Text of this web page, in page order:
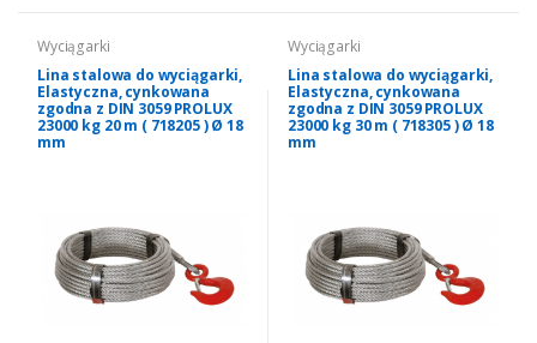
Wyciągarki
Lina stalowa do wyciągarki,
Elastyczna, cynkowana
zgodna z DIN 3059 PROLUX
23000 kg 20 m ( 718205 ) Ø 18
mm
Wyciągarki
Lina stalowa do wyciągarki,
Elastyczna, cynkowana
zgodna z DIN 3059 PROLUX
23000 kg 30 m ( 718305 ) Ø 18
mm